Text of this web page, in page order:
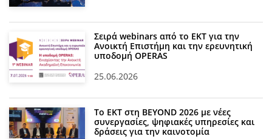
Σειρά webinars από το ΕΚΤ για την
Ανοικτή Επιστήμη και την ερευνητική
υποδομή OPERAS
25.06.2026
Το ΕΚΤ στη BEYOND 2026 με νέες
συνεργασίες, ψηφιακές υπηρεσίες και
δράσεις για την καινοτομία